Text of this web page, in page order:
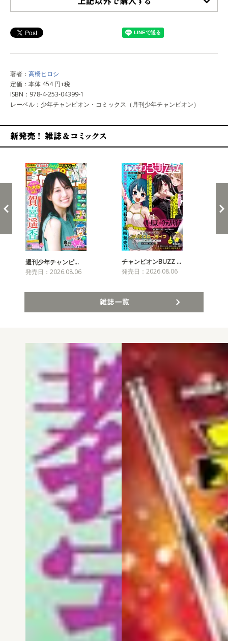
著者： 高橋ヒロシ
定価：本体 454 円+税
ISBN：978-4-253-04399-1
レーベル：少年チャンピオン・コミックス（月刊少年チャンピオン）
週刊少年チャンピ…
発売日：2026.08.06
チャンピオンBUZZ …
発売日：2026.08.06